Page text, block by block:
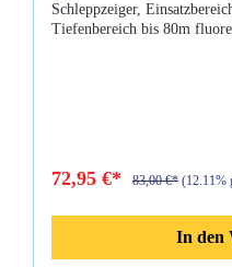
Schleppzeiger, Einsatzbereich 0-80
Tiefenbereich bis 80m
72,95 €* 83,00 €* (12.11%
In den